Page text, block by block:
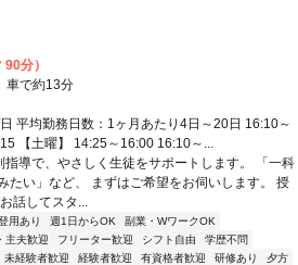
分）
車で約13分
平均勤務日数：1ヶ月あたり4日～20日 16:10～
【土曜】 14:25～16:00 16:10～...
導で、やさしく生徒をサポートします。 「一科
たい」など、 まずはご希望をお伺いします。 授
話してスタ...
用あり 週1日からOK
副業・WワークOK
主夫歓迎 フリーター歓迎 シフト自由
学歴不問
未経験者歓迎 経験者歓迎 有資格者歓迎 研修あり 夕方